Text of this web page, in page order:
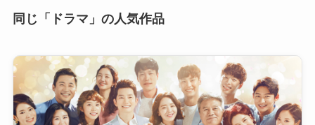
同じ「ドラマ」の人気作品